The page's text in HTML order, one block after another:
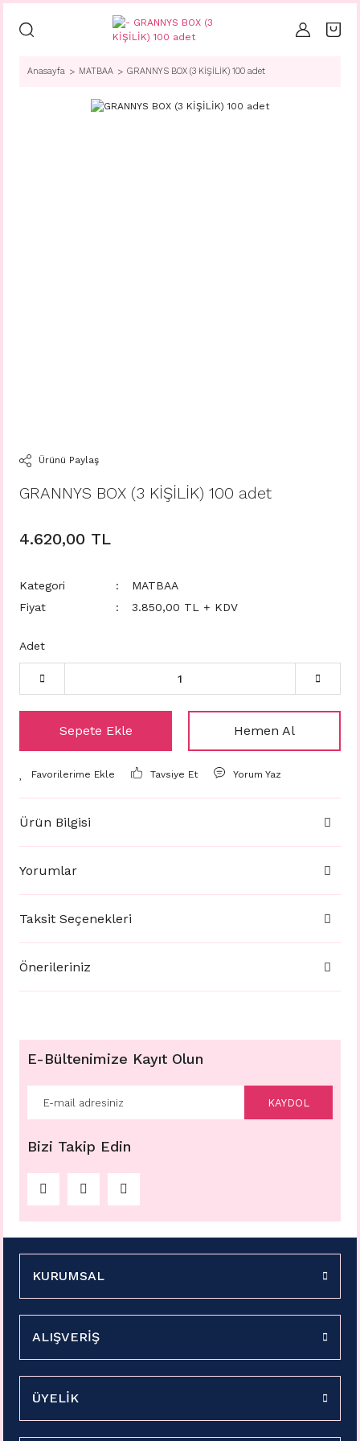
Anasayfa MATBAA GRANNYS BOX (3 KİŞİLİK) 100 adet
Ürünü Paylaş
GRANNYS BOX (3 KİŞİLİK) 100 adet
4.620,00 TL
Kategori
MATBAA
Fiyat
3.850,00 TL + KDV
Adet
Sepete Ekle Hemen Al
Tavsiye Et Yorum Yaz
Ürün Bilgisi
Yorumlar
Taksit Seçenekleri
Önerileriniz
E-Bültenimize Kayıt Olun
KAYDOL
Bizi Takip Edin
KURUMSAL
ALIŞVERİŞ
ÜYELİK